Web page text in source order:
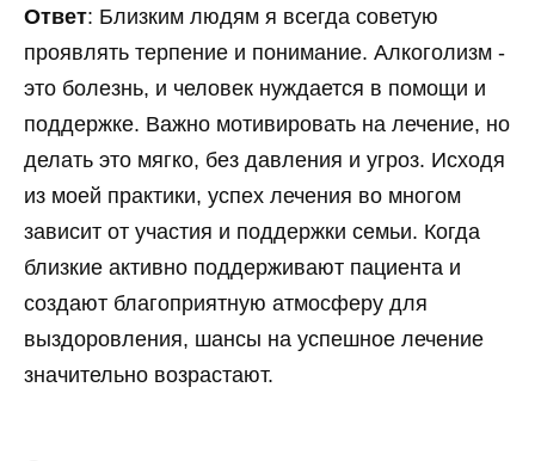
Ответ: Близким людям я всегда советую
проявлять терпение и понимание. Алкоголизм -
это болезнь, и человек нуждается в помощи и
поддержке. Важно мотивировать на лечение, но
делать это мягко, без давления и угроз. Исходя
из моей практики, успех лечения во многом
зависит от участия и поддержки семьи. Когда
близкие активно поддерживают пациента и
создают благоприятную атмосферу для
выздоровления, шансы на успешное лечение
значительно возрастают.